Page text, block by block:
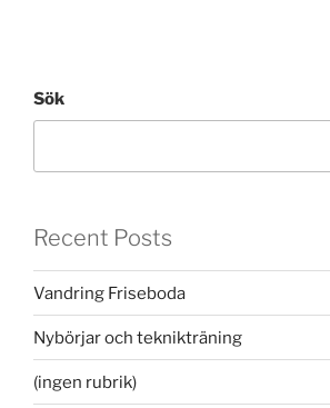
Sök
Recent Posts
Vandring Friseboda
Nybörjar och teknikträning
(ingen rubrik)